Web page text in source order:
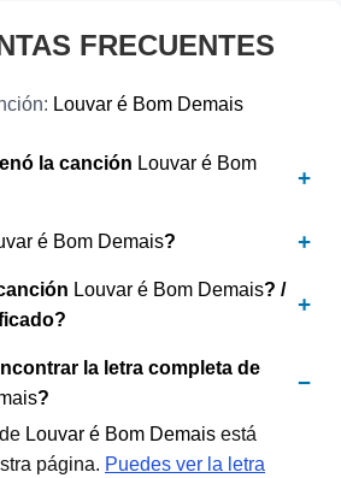
FRECUENTES
Louvar é Bom Demais
la canción Louvar é Bom
é Bom Demais?
Louvar é Bom Demais? /
la letra completa de
?
Louvar é Bom Demais está
página. Puedes ver la letra